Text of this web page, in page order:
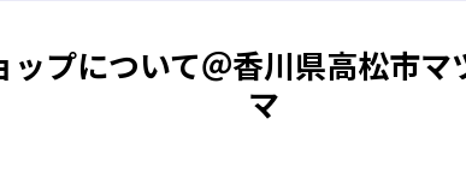
ップについて＠香川県高松市マ
マ